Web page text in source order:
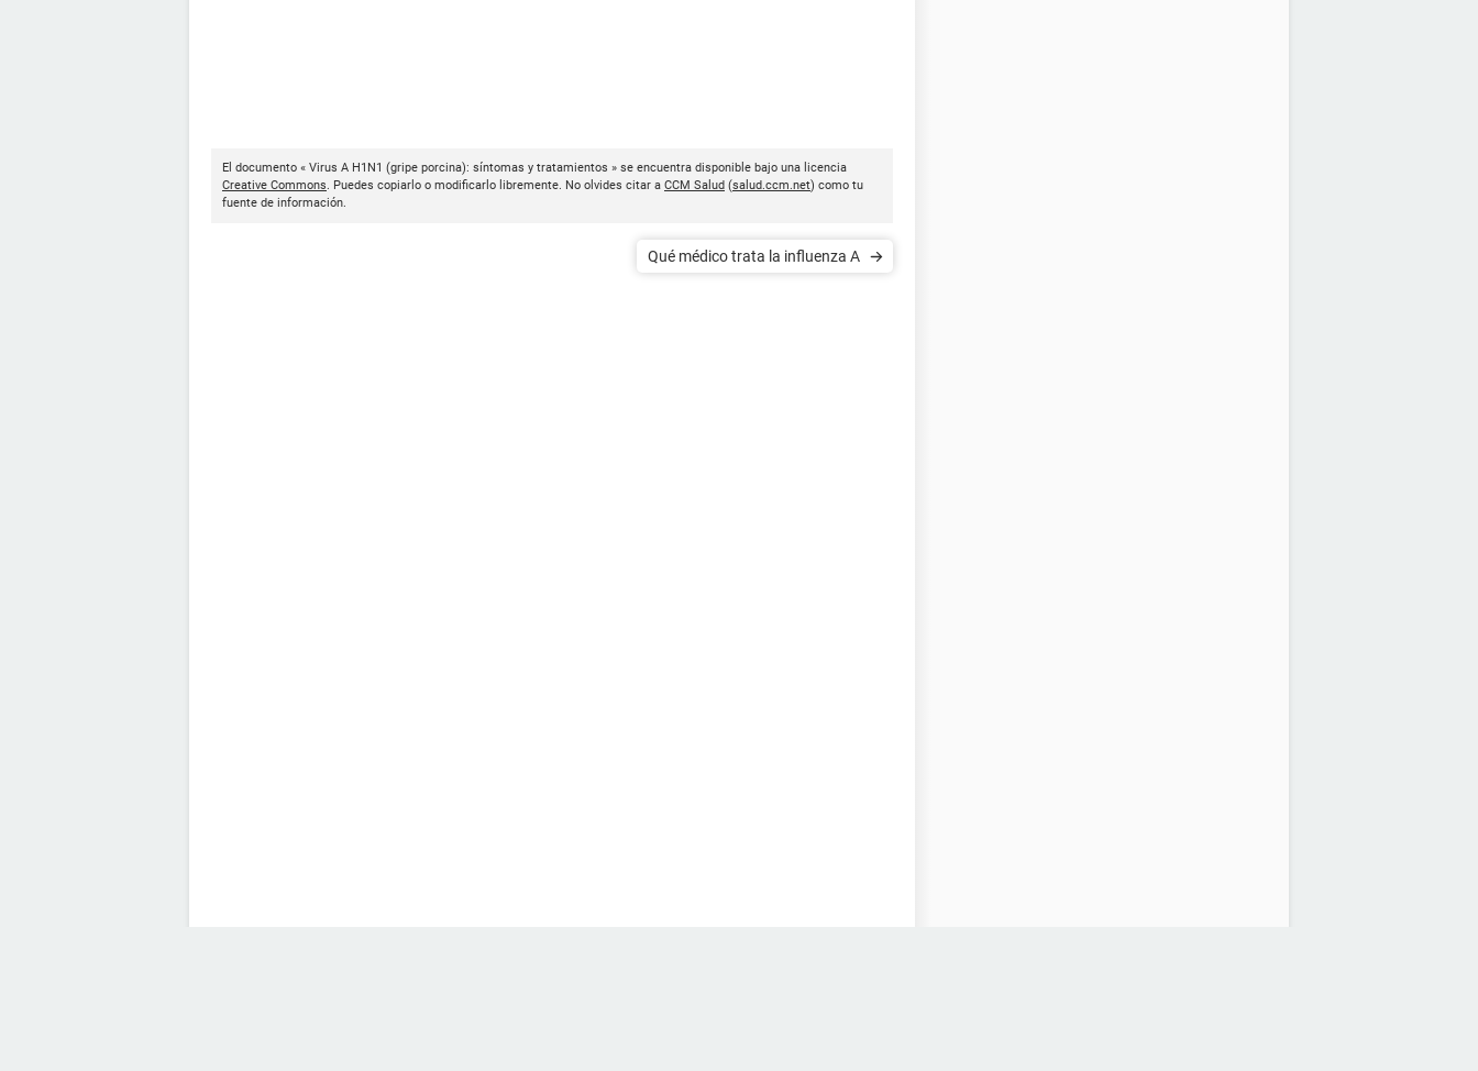
El documento « Virus A H1N1 (gripe porcina): síntomas y tratamientos » se encuentra disponible bajo una licencia
Creative Commons. Puedes copiarlo o modificarlo libremente. No olvides citar a CCM Salud (salud.ccm.net) como tu
fuente de información.
Qué médico trata la influenza A